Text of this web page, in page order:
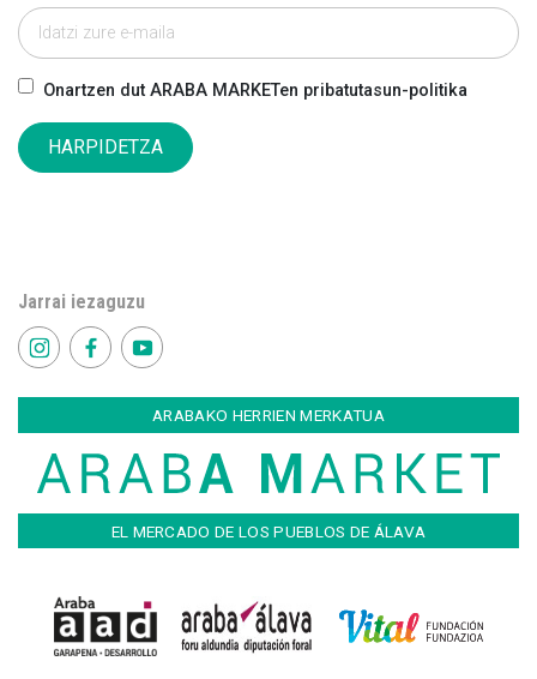
Onartzen dut ARABA MARKETen pribatutasun-politika
HARPIDETZA
Jarrai iezaguzu
ARABAKO HERRIEN MERKATUA
EL MERCADO DE LOS PUEBLOS DE ÁLAVA